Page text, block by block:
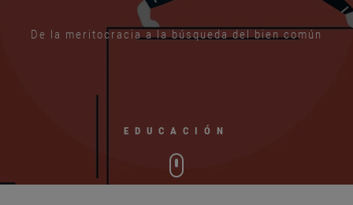
De la meritocracia a la búsqueda del bien común
EDUCACIÓN